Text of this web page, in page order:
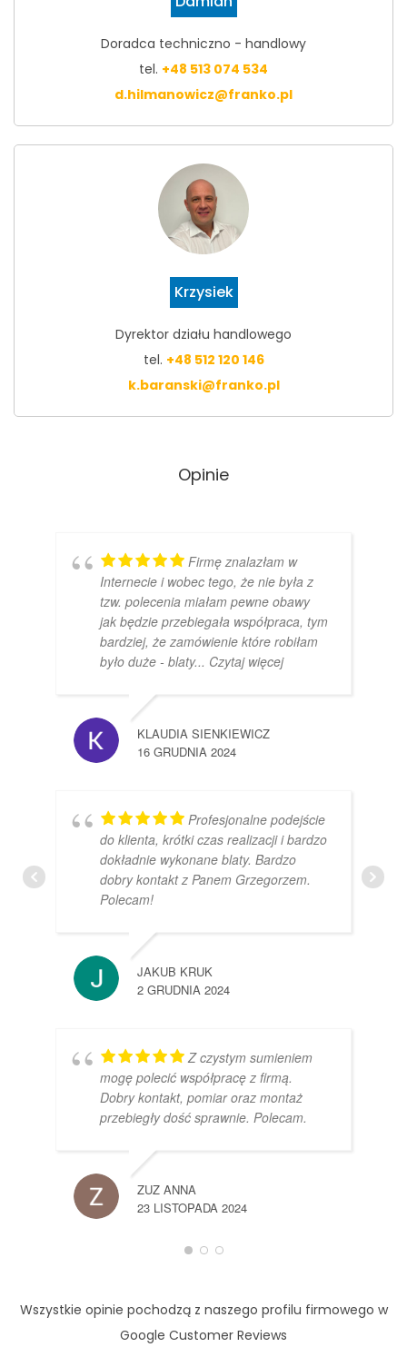
Doradca techniczno - handlowy
tel. +48 513 074 534
d.hilmanowicz@franko.pl
Krzysiek
Dyrektor działu handlowego
tel. +48 512 120 146
k.baranski@franko.pl
Opinie
Firmę znalazłam w
Internecie i wobec tego, że nie była z
tzw. polecenia miałam pewne obawy
jak będzie przebiegała współpraca, tym
bardziej, że zamówienie które robiłam
było duże - blaty... Czytaj więcej
KLAUDIA SIENKIEWICZ
16 GRUDNIA 2024
Profesjonalne podejście
do klienta, krótki czas realizacji i bardzo
dokładnie wykonane blaty. Bardzo
dobry kontakt z Panem Grzegorzem.
Polecam!
JAKUB KRUK
2 GRUDNIA 2024
Z czystym sumieniem
mogę polecić współpracę z firmą.
Dobry kontakt, pomiar oraz montaż
przebiegły dość sprawnie. Polecam.
ZUZ ANNA
23 LISTOPADA 2024
Wszystkie opinie pochodzą z naszego profilu firmowego w
Google Customer Reviews